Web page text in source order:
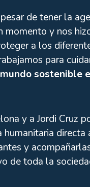
de tener la
y nos
a los
para
sostenible
y a Jordi Cruz
directa
y
de toda la